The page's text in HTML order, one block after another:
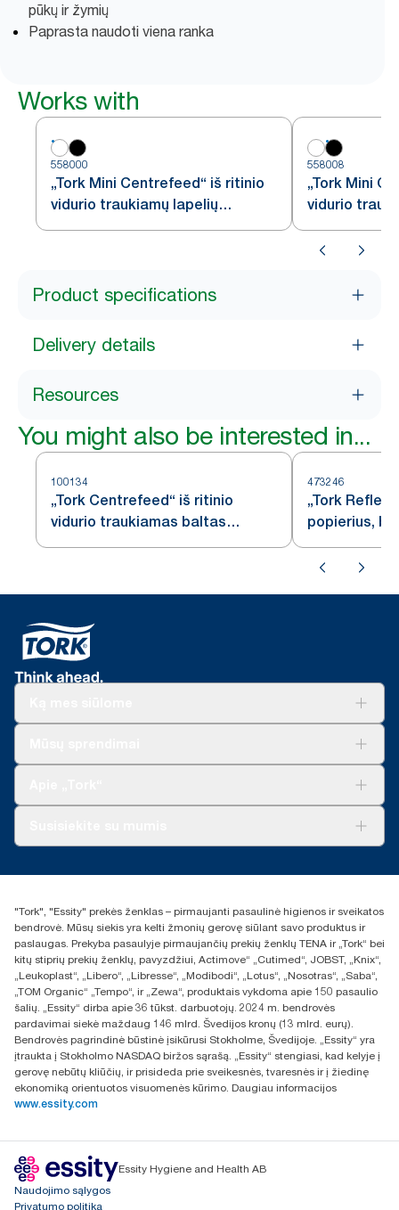
pūkų ir žymių
Paprasta naudoti viena ranka
Works with
558000
„Tork Mini Centrefeed“ iš ritinio
vidurio traukiamų lapelių
dozatorius, baltas, M1
558008
„Tork Mini
vidurio
dozatorius,
Product specifications
Delivery details
Resources
You might also be interested in...
100134
„Tork Centrefeed“ iš ritinio
vidurio traukiamas baltas
šluostymo popierius M2
473246
„Tork
popierius,
+370 5 268 3455
UAB Essity Lithuania
Naugarduko g. 98
LT-03160 Vilnius, Lietuva
"Tork", "Essity" prekės ženklas – pirmaujanti pasaulinė higienos ir sveikatos
bendrovė. Mūsų siekis yra kelti žmonių gerovę siūlant savo produktus ir
paslaugas. Prekyba pasaulyje pirmaujančių prekių ženklų TENA ir „Tork“ bei
kitų stiprių prekių ženklų, pavyzdžiui, Actimove“ „Cutimed“, JOBST, „Knix“,
„Leukoplast“, „Libero“, „Libresse“, „Modibodi“, „Lotus“, „Nosotras“, „Saba“,
„TOM Organic“ „Tempo“, ir „Zewa“, produktais vykdoma apie 150 pasaulio
šalių. „Essity“ dirba apie 36 tūkst. darbuotojų. 2024 m. bendrovės
pardavimai siekė maždaug 146 mlrd. Švedijos kronų (13 mlrd. eurų).
Bendrovės pagrindinė būstinė įsikūrusi Stokholme, Švedijoje. „Essity“ yra
įtraukta į Stokholmo NASDAQ biržos sąrašą. „Essity“ stengiasi, kad kelyje į
gerovę nebūtų kliūčių, ir prisideda prie sveikesnės, tvaresnės ir į žiedinę
ekonomiką orientuotos visuomenės kūrimo. Daugiau informacijos
www.essity.com
Essity Hygiene and Health AB
Naudojimo sąlygos
Privatumo politika